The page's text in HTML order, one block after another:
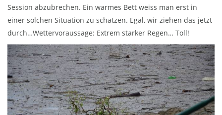
Session abzubrechen. Ein warmes Bett weiss man erst in
einer solchen Situation zu schätzen. Egal, wir ziehen das jetzt
durch…Wettervoraussage: Extrem starker Regen… Toll!